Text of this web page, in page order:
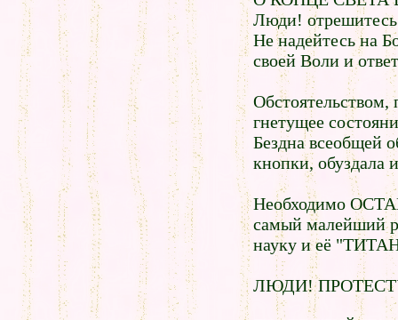
Люди! отрешитесь
Не надейтесь на
своей Воли и
Обстоятельством,
гнетущее
Бездна всеобщей
кнопки, обуздала
Необходимо
самый малейший
науку и её
ЛЮДИ!